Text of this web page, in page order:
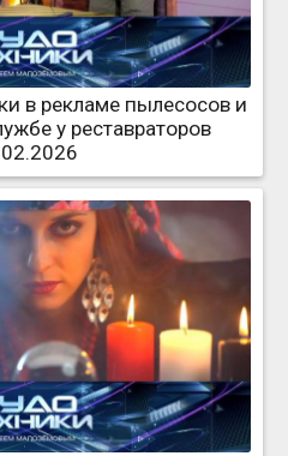
в рекламе пылесосов и
у реставраторов